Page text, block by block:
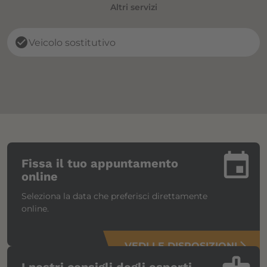
Altri servizi
check_circleVeicolo sostitutivo
insert_invitation
Fissa il tuo appuntamento
online
Seleziona la data che preferisci direttamente
online.
VEDI LE DISPOSIZIONIarrow_forward_ios